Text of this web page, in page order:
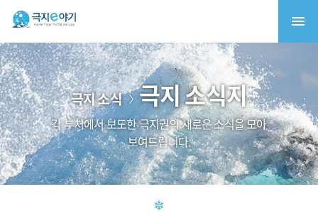
극지 소식 극지 소식지
각 부처에서 보도한 극지권의 새로운 소식을 모아
보여드립니다.